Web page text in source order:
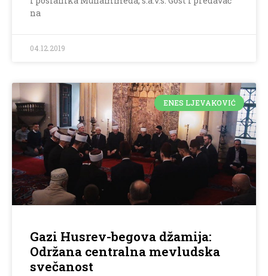
na
04.12.2019
ENES LJEVAKOVIĆ
Gazi Husrev-begova džamija:
Održana centralna mevludska
svečanost